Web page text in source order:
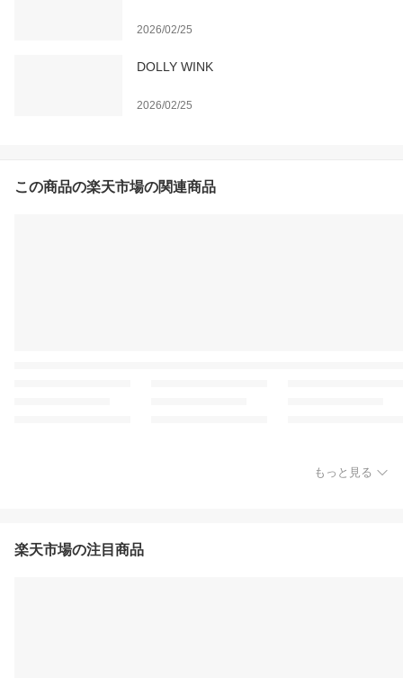
2026/02/25
DOLLY WINK
2026/02/25
この商品の楽天市場の関連商品
もっと見る
楽天市場の注目商品